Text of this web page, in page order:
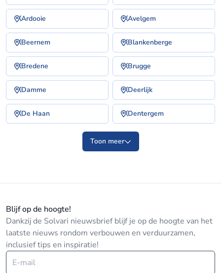
Ardooie Avelgem
Beernem Blankenberge
Bredene Brugge
Damme Deerlijk
De Haan Dentergem
Toon meer
Blijf op de hoogte!
Dankzij de Solvari nieuwsbrief blijf je op de hoogte van het
laatste nieuws rondom verbouwen en verduurzamen,
inclusief tips en inspiratie!